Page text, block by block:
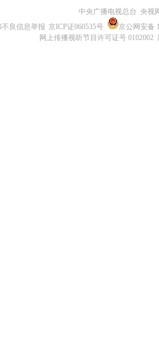
中央广播电视总台 央视
不良信息举报 京ICP证060535号
京公网安备
网上传播视听节目许可证号 0102002